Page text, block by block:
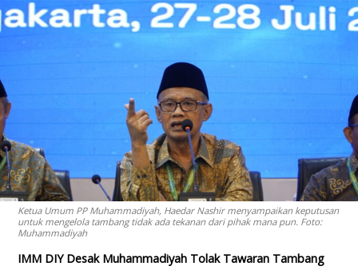
Ketua Umum PP Muhammadiyah, Haedar Nashir menyampaikan keputusan
untuk mengelola tambang tidak ada tekanan dari pihak mana pun. Foto:
Muhammadiyah
IMM DIY Desak Muhammadiyah Tolak Tawaran Tambang